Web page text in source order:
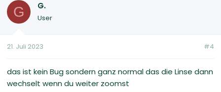
G G.
User
21. Juli 2023 #4
das ist kein Bug sondern ganz normal das die Linse dann
wechselt wenn du weiter zoomst